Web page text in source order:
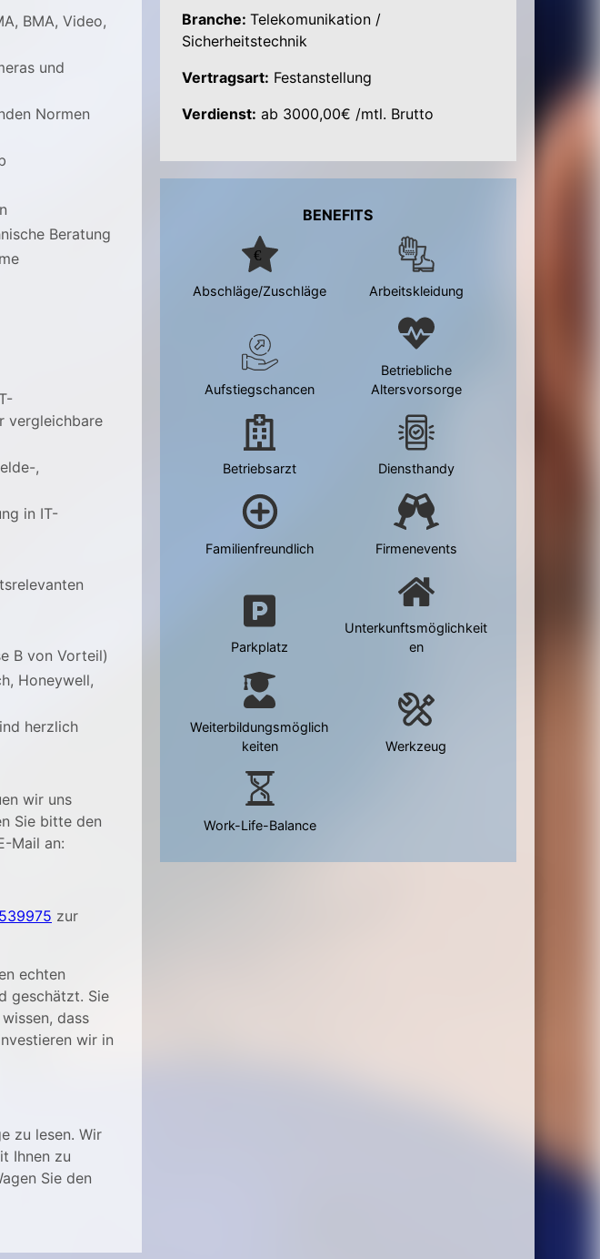
BMA, Video,
und
Normen
Beratung
vergleichbare
,
in IT-
B von Vorteil)
Honeywell,
herzlich
wir uns
Sie bitte den
Mail an:
zur
echten
geschätzt. Sie
dass
wir in
zu lesen. Wir
Ihnen zu
Sie den
Branche: Telekomunikation /
Sicherheitstechnik
Vertragsart: Festanstellung
Verdienst: ab 3000,00€ /mtl. Brutto
BENEFITS
Abschläge/Zuschläge Arbeitskleidung
Aufstiegschancen
Betriebliche
Altersvorsorge
Betriebsarzt Diensthandy
Familienfreundlich Firmenevents
Parkplatz
Unterkunftsmöglichkeit
en
Weiterbildungsmöglich
keiten
Werkzeug
Work-Life-Balance